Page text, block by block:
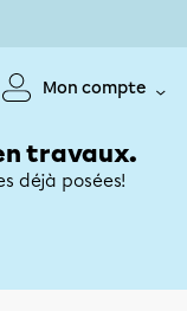
Mon compte
travaux.
déjà posées!